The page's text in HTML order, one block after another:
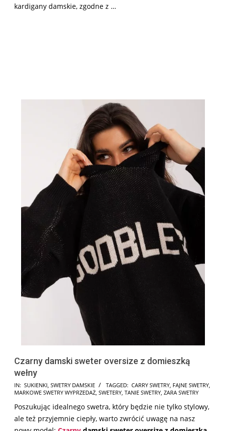
kardigany damskie, zgodne z …
Czarny damski sweter oversize z domieszką
wełny
2024-
08-
12
IN: SUKIENKI SWETRY DAMSKIE TAGGED: CARRY SWETRY FAJNE SWETRY
MARKOWE SWETRY WYPRZEDAŻ SWETERY TANIE SWETRY ZARA SWETRY
Poszukując idealnego swetra, który będzie nie tylko stylowy,
ale też przyjemnie ciepły, warto zwrócić uwagę na nasz